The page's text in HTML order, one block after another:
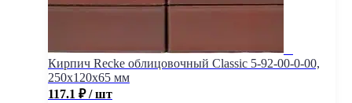
Кирпич Recke облицовочный Classic 5-92-00-0-00,
250x120x65 мм
117.1 ₽ / шт